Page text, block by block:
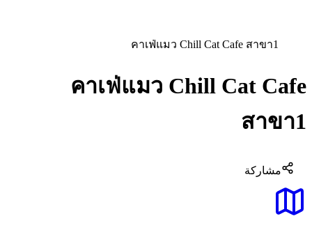
คาเฟ่แมว Chill Cat Cafe สาขา1
คาเฟ่แมว Chill Cat Cafe
สาขา1
مشاركة